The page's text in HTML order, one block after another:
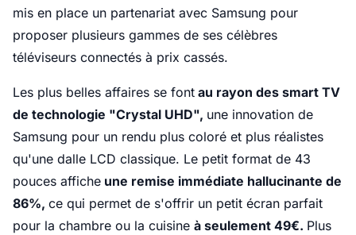
mis en place un partenariat avec Samsung pour
proposer plusieurs gammes de ses célèbres
téléviseurs connectés à prix cassés.
Les plus belles affaires se font au rayon des smart TV
de technologie "Crystal UHD", une innovation de
Samsung pour un rendu plus coloré et plus réalistes
qu'une dalle LCD classique. Le petit format de 43
pouces affiche une remise immédiate hallucinante de
86%, ce qui permet de s'offrir un petit écran parfait
pour la chambre ou la cuisine à seulement 49€. Plus